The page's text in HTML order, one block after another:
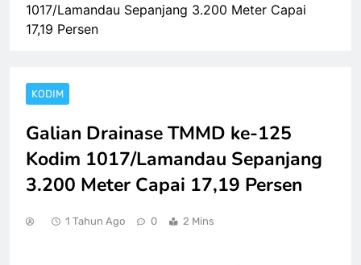
1017/Lamandau Sepanjang 3.200 Meter Capai
17,19 Persen
KODIM
Galian Drainase TMMD ke-125
Kodim 1017/Lamandau Sepanjang
3.200 Meter Capai 17,19 Persen
1 Tahun Ago 0 2 Mins